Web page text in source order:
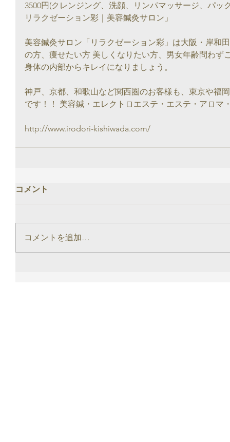
3500円(クレンジング、洗顔、リンパマッサージ、パッ
リラクゼーション彩｜美容鍼灸サロン」
美容鍼灸サロン「リラクゼーション彩」は大阪・岸和
の方、痩せたい方 美しくなりたい方、男女年齢問わず
身体の内部からキレイになりましょう。
神戸、京都、和歌山など関西圏のお客様も、東京や福
です！！ 美容鍼・エレクトロエステ・エステ・アロマ
http://www.irodori-kishiwada.com/
コメント
コメントを追加…